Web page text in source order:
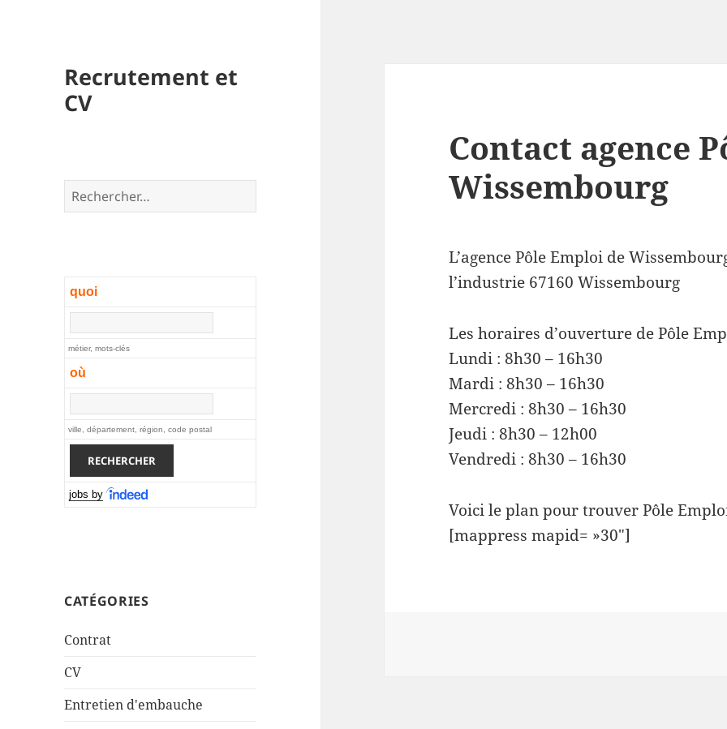
Recrutement et
CV
Rechercher :
quoi
métier, mots-clés
où
ville, département, région, code postal
jobs by
CATÉGORIES
Contrat
CV
Entretien d'embauche
Contact agence
Wissembourg
L’agence Pôle Emploi de
l’industrie 67160 Wissembourg
Les horaires d’ouverture de Pôle
Lundi : 8h30 – 16h30
Mardi : 8h30 – 16h30
Mercredi : 8h30 – 16h30
Jeudi : 8h30 – 12h00
Vendredi : 8h30 – 16h30
Voici le plan pour trouver Pôle
[mappress mapid= »30″]